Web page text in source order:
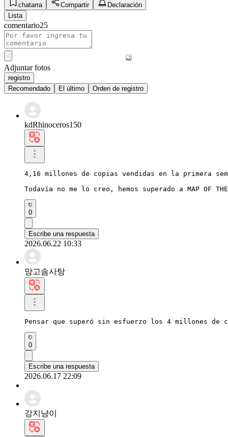
chatarra Compartir
Declaración
Lista
comentario25
Adjuntar fotos
registro
Recomendado
El último Orden de registro
kdRhinoceros150
4,16 millones de copias vendidas en la primera
Todavía no me lo creo, hemos superado a MAP OF
0
Escribe una respuesta
2026.06.22 10:33
망고솜사탕
Pensar que superó sin esfuerzo los 4 millones de
0
Escribe una respuesta
2026.06.17 22:09
강지냥이